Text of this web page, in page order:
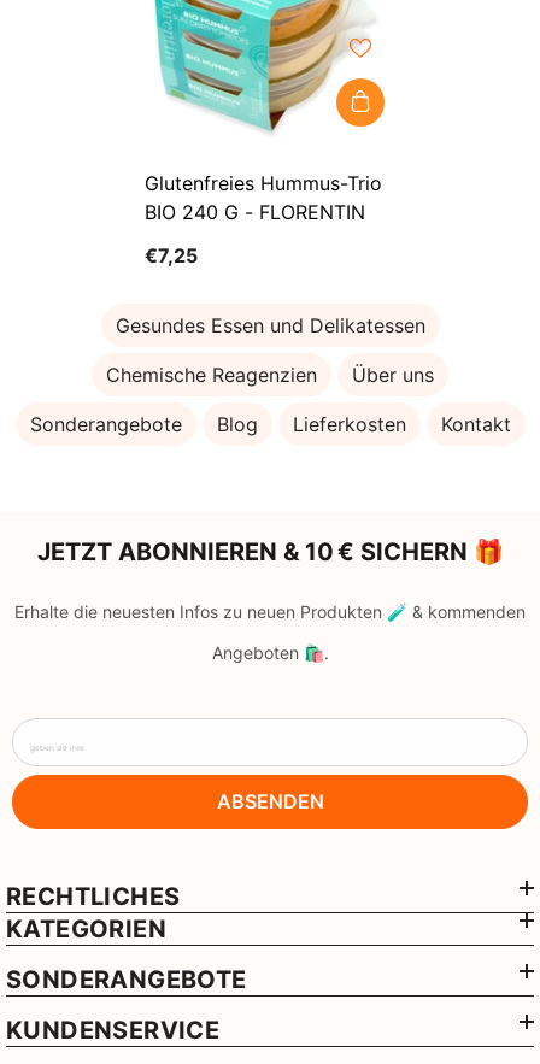
Glutenfreies Hummus-Trio
BIO 240 G - FLORENTIN
€7,25
Gesundes Essen und Delikatessen
Chemische Reagenzien Über uns
Sonderangebote Blog Lieferkosten Kontakt
JETZT ABONNIEREN & 10 € SICHERN 🎁
Erhalte die neuesten Infos zu neuen Produkten 🧪 & kommenden
Angeboten 🛍️.
geben sie ihre
ABSENDEN
RECHTLICHES
KATEGORIEN
SONDERANGEBOTE
KUNDENSERVICE